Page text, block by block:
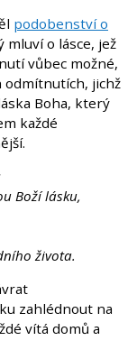
podobenství o
mluví o lásce, jež
vůbec možné,
odmítnutích, jichž
Boha, který
každé
Boží lásku,
života.
zahlédnout na
vítá domů a